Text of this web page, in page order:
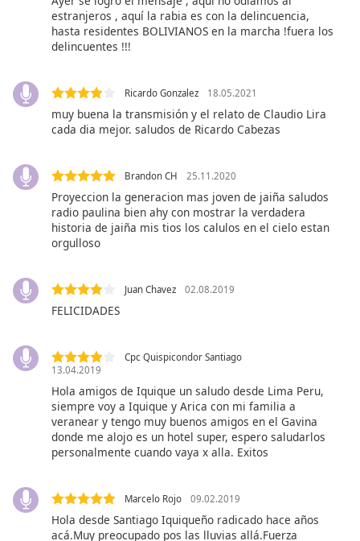
Beginning
cancel
and
window.
Text
Background
estranjeros , aquí la rabia es con la delincuencia,
hasta residentes BOLIVIANOS en la marcha !fuera los
delincuentes !!!
Ricardo Gonzalez 18.05.2021
muy buena la transmisión y el relato de Claudio Lira
cada dia mejor. saludos de Ricardo Cabezas
Brandon CH 25.11.2020
Proyeccion la generacion mas joven de jaiña saludos
radio paulina bien ahy con mostrar la verdadera
historia de jaiña mis tios los calulos en el cielo estan
orgulloso
Juan Chavez 02.08.2019
FELICIDADES
Cpc Quispicondor Santiago
13.04.2019
Hola amigos de Iquique un saludo desde Lima Peru,
siempre voy a Iquique y Arica con mi familia a
veranear y tengo muy buenos amigos en el Gavina
donde me alojo es un hotel super, espero saludarlos
personalmente cuando vaya x alla. Exitos
Marcelo Rojo 09.02.2019
Hola desde Santiago Iquiqueño radicado hace años
acá.Muy preocupado pos las lluvias allá.Fuerza